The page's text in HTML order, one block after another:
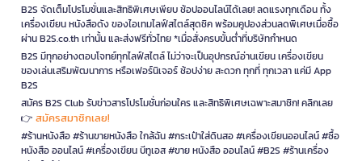
B2S จัดเต็มโปรโมชั่นและสิทธิพิเศษเพียบ ช้อปออนไลน์ได้เลย! ลดแรงทุกเดือน ทั้ง
เครื่องเขียน หนังสือดัง ของไอเทมไลฟ์สไตล์สุดชิค พร้อมคูปองส่วนลดพิเศษเมื่อซื้อ
ผ่าน B2S.co.th เท่านั้น และส่งฟรีทั่วไทย *เมื่อสั่งครบขั้นต่ำที่บริษัทกำหนด
B2S มีทุกอย่างตอบโจทย์ทุกไลฟ์สไตล์ ไม่ว่าจะเป็นอุปกรณ์อ่านเขียน เครื่องเขียน
ของเล่นเสริมพัฒนาการ หรือเฟอร์นิเจอร์ ช้อปง่าย สะดวก ทุกที่ ทุกเวลา แค่มี App
B2S
สมัคร B2S Club รับข่าวสารโปรโมชั่นก่อนใคร และสิทธิพิเศษเฉพาะสมาชิก! คลิกเลย
👉 สมัครสมาชิกเลย!
#ร้านหนังสือ #ร้านขายหนังสือ ใกล้ฉัน #กระเป๋าใส่ดินสอ #เครื่องเขียนออนไลน์ #ซื้อ
หนังสือ ออนไลน์ #เครื่องเขียน บีทูเอส #ขาย หนังสือ ออนไลน์ #B2S #ร้านเครื่อง